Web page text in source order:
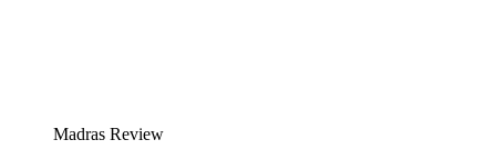
Madras Review